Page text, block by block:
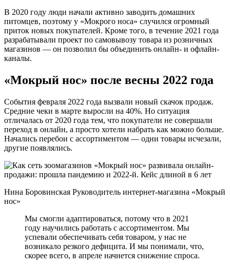
В 2020 году люди начали активно заводить домашних
питомцев, поэтому у «Мокрого носа» случился огромный
приток новых покупателей. Кроме того, в течение 2021 года
разрабатывали проект по самовывозу товара из розничных
магазинов — он позволил бы объединить онлайн- и офлайн-
каналы.
«Мокрый нос» после весны 2022 года
События февраля 2022 года вызвали новый скачок продаж.
Средние чеки в марте выросли на 40%. Но ситуация
отличалась от 2020 года тем, что покупатели не совершали
переход в онлайн, а просто хотели набрать как можно больше.
Начались перебои с ассортиментом — одни товары исчезали,
другие появлялись.
Нина Боровинская Руководитель интернет-магазина «Мокрый
нос»
Мы смогли адаптироваться, потому что в 2021
году научились работать с ассортиментом. Мы
успевали обеспечивать себя товаром, у нас не
возникало резкого дефицита. И мы понимали, что,
скорее всего, в апреле начнется снижение спроса.